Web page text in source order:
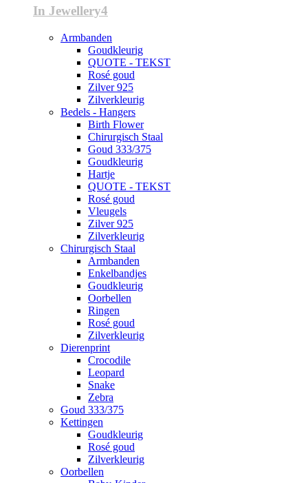
In Jewellery4
Armbanden
Goudkleurig
QUOTE - TEKST
Rosé goud
Zilver 925
Zilverkleurig
Bedels - Hangers
Birth Flower
Chirurgisch Staal
Goud 333/375
Goudkleurig
Hartje
QUOTE - TEKST
Rosé goud
Vleugels
Zilver 925
Zilverkleurig
Chirurgisch Staal
Armbanden
Enkelbandjes
Goudkleurig
Oorbellen
Ringen
Rosé goud
Zilverkleurig
Dierenprint
Crocodile
Leopard
Snake
Zebra
Goud 333/375
Kettingen
Goudkleurig
Rosé goud
Zilverkleurig
Oorbellen